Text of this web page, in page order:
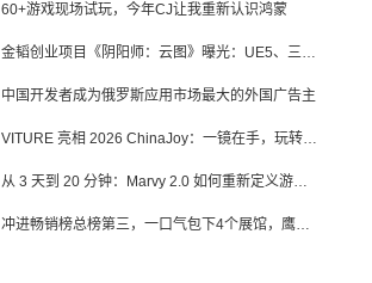
60+游戏现场试玩，今年CJ让我重新认识鸿蒙
金韬创业项目《阴阳师：云图》曝光：UE5、三端互通、ARPG
中国开发者成为俄罗斯应用市场最大的外国广告主
VITURE 亮相 2026 ChinaJoy：一镜在手，玩转全场！
从 3 天到 20 分钟：Marvy 2.0 如何重新定义游戏出海营销效率？
冲进畅销榜总榜第三，一口气包下4个展馆，鹰角把嘉年华做爆了